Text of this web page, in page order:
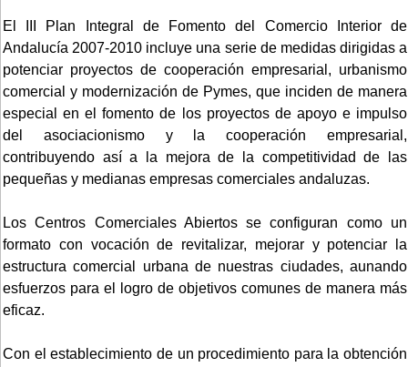
El III Plan Integral de Fomento del Comercio Interior de
Andalucía 2007-2010 incluye una serie de medidas dirigidas a
potenciar proyectos de cooperación empresarial, urbanismo
comercial y modernización de Pymes, que inciden de manera
especial en el fomento de los proyectos de apoyo e impulso
del asociacionismo y la cooperación empresarial,
contribuyendo así a la mejora de la competitividad de las
pequeñas y medianas empresas comerciales andaluzas.
Los Centros Comerciales Abiertos se configuran como un
formato con vocación de revitalizar, mejorar y potenciar la
estructura comercial urbana de nuestras ciudades, aunando
esfuerzos para el logro de objetivos comunes de manera más
eficaz.
Con el establecimiento de un procedimiento para la obtención